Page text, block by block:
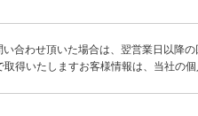
合わせ頂いた場合は、翌営業日以降の
取得いたしますお客様情報は、当社の